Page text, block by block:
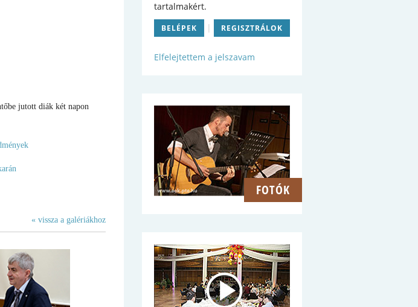
jutott diák két napon
« vissza a galériákhoz
tartalmakért.
BELÉPEK | REGISZTRÁLOK
Elfelejtettem a jelszavam
FOTÓK